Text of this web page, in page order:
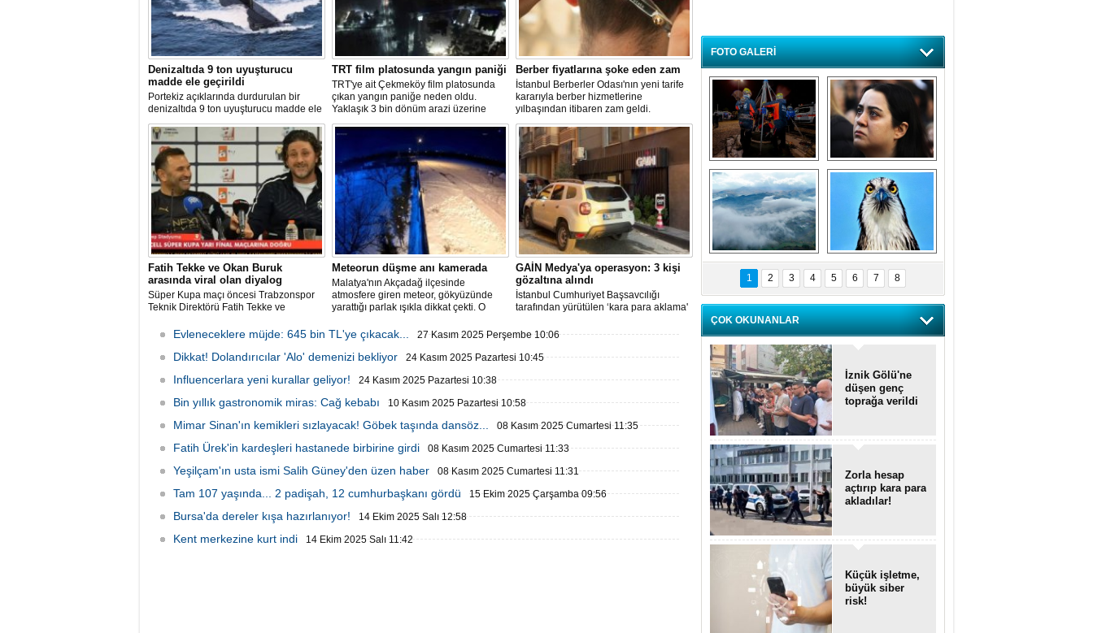
Denizaltıda 9 ton uyuşturucu
madde ele geçirildi
Portekiz açıklarında durdurulan bir
denizaltıda 9 ton uyuşturucu madde ele
geçirilirken, ülke tarihinin en büyük
uyuşturucu operasyonlarından biri
olarak kayda geçen baskında 4 kişi
gözaltına alındı.
TRT film platosunda yangın paniği
TRT'ye ait Çekmeköy film platosunda
çıkan yangın paniğe neden oldu.
Yaklaşık 3 bin dönüm arazi üzerine
kurulu platoda henüz belirlenemeyen
bir nedenle çıkan yangın sonrası
bölgeye çok sayıda itfaiye ekibi sevk
edildi.
Berber fiyatlarına şoke eden zam
İstanbul Berberler Odası'nın yeni tarife
kararıyla berber hizmetlerine
yılbaşından itibaren zam geldi.
Fatih Tekke ve Okan Buruk
arasında viral olan diyalog
Süper Kupa maçı öncesi Trabzonspor
Teknik Direktörü Fatih Tekke ve
Buruk arasında kilo üzerinden geçen
esprili sohbet sosyal medyada gündem
oldu.
Meteorun düşme anı kamerada
Malatya'nın Akçadağ ilçesinde
atmosfere giren meteor, gökyüzünde
yarattığı parlak ışıkla dikkat çekti. O
GAİN Medya'ya operasyon: 3 kişi
gözaltına alındı
İstanbul Cumhuriyet Başsavcılığı
tarafından yürütülen ‘kara para aklama'
Medya'ya operasyon düzenlendi.
Evleneceklere müjde: 645 bin TL'ye çıkacak... 27 Kasım 2025 Perşembe 10:06
Dikkat! Dolandırıcılar 'Alo' demenizi bekliyor 24 Kasım 2025 Pazartesi 10:45
Influencerlara yeni kurallar geliyor! 24 Kasım 2025 Pazartesi 10:38
Bin yıllık gastronomik miras: Cağ kebabı 10 Kasım 2025 Pazartesi 10:58
Mimar Sinan'ın kemikleri sızlayacak! Göbek taşında dansöz... 08 Kasım 2025 Cumartesi 11:35
Fatih Ürek'in kardeşleri hastanede birbirine girdi 08 Kasım 2025 Cumartesi 11:33
Yeşilçam'ın usta ismi Salih Güney'den üzen haber 08 Kasım 2025 Cumartesi 11:31
Tam 107 yaşında... 2 padişah, 12 cumhurbaşkanı gördü 15 Ekim 2025 Çarşamba 09:56
Bursa'da dereler kışa hazırlanıyor! 14 Ekim 2025 Salı 12:58
Kent merkezine kurt indi 14 Ekim 2025 Salı 11:42
FOTO GALERİ
Bursa'da deprem
tatbikatı gerçeğini
aratmadı
Özlem ve minnetle
anıyoruz
Bursa'dan
büyüleyen
fotoğraflar
Balık Kartalı
Bursa’da
görüntülendi
1 2 3 4 5 6 7 8
ÇOK OKUNANLAR
İznik Gölü'ne
düşen genç
toprağa verildi
Zorla hesap
açtırıp kara para
akladılar!
Küçük işletme,
büyük siber
risk!